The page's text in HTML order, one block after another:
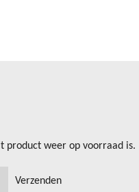
product weer op voorraad is.
Verzenden